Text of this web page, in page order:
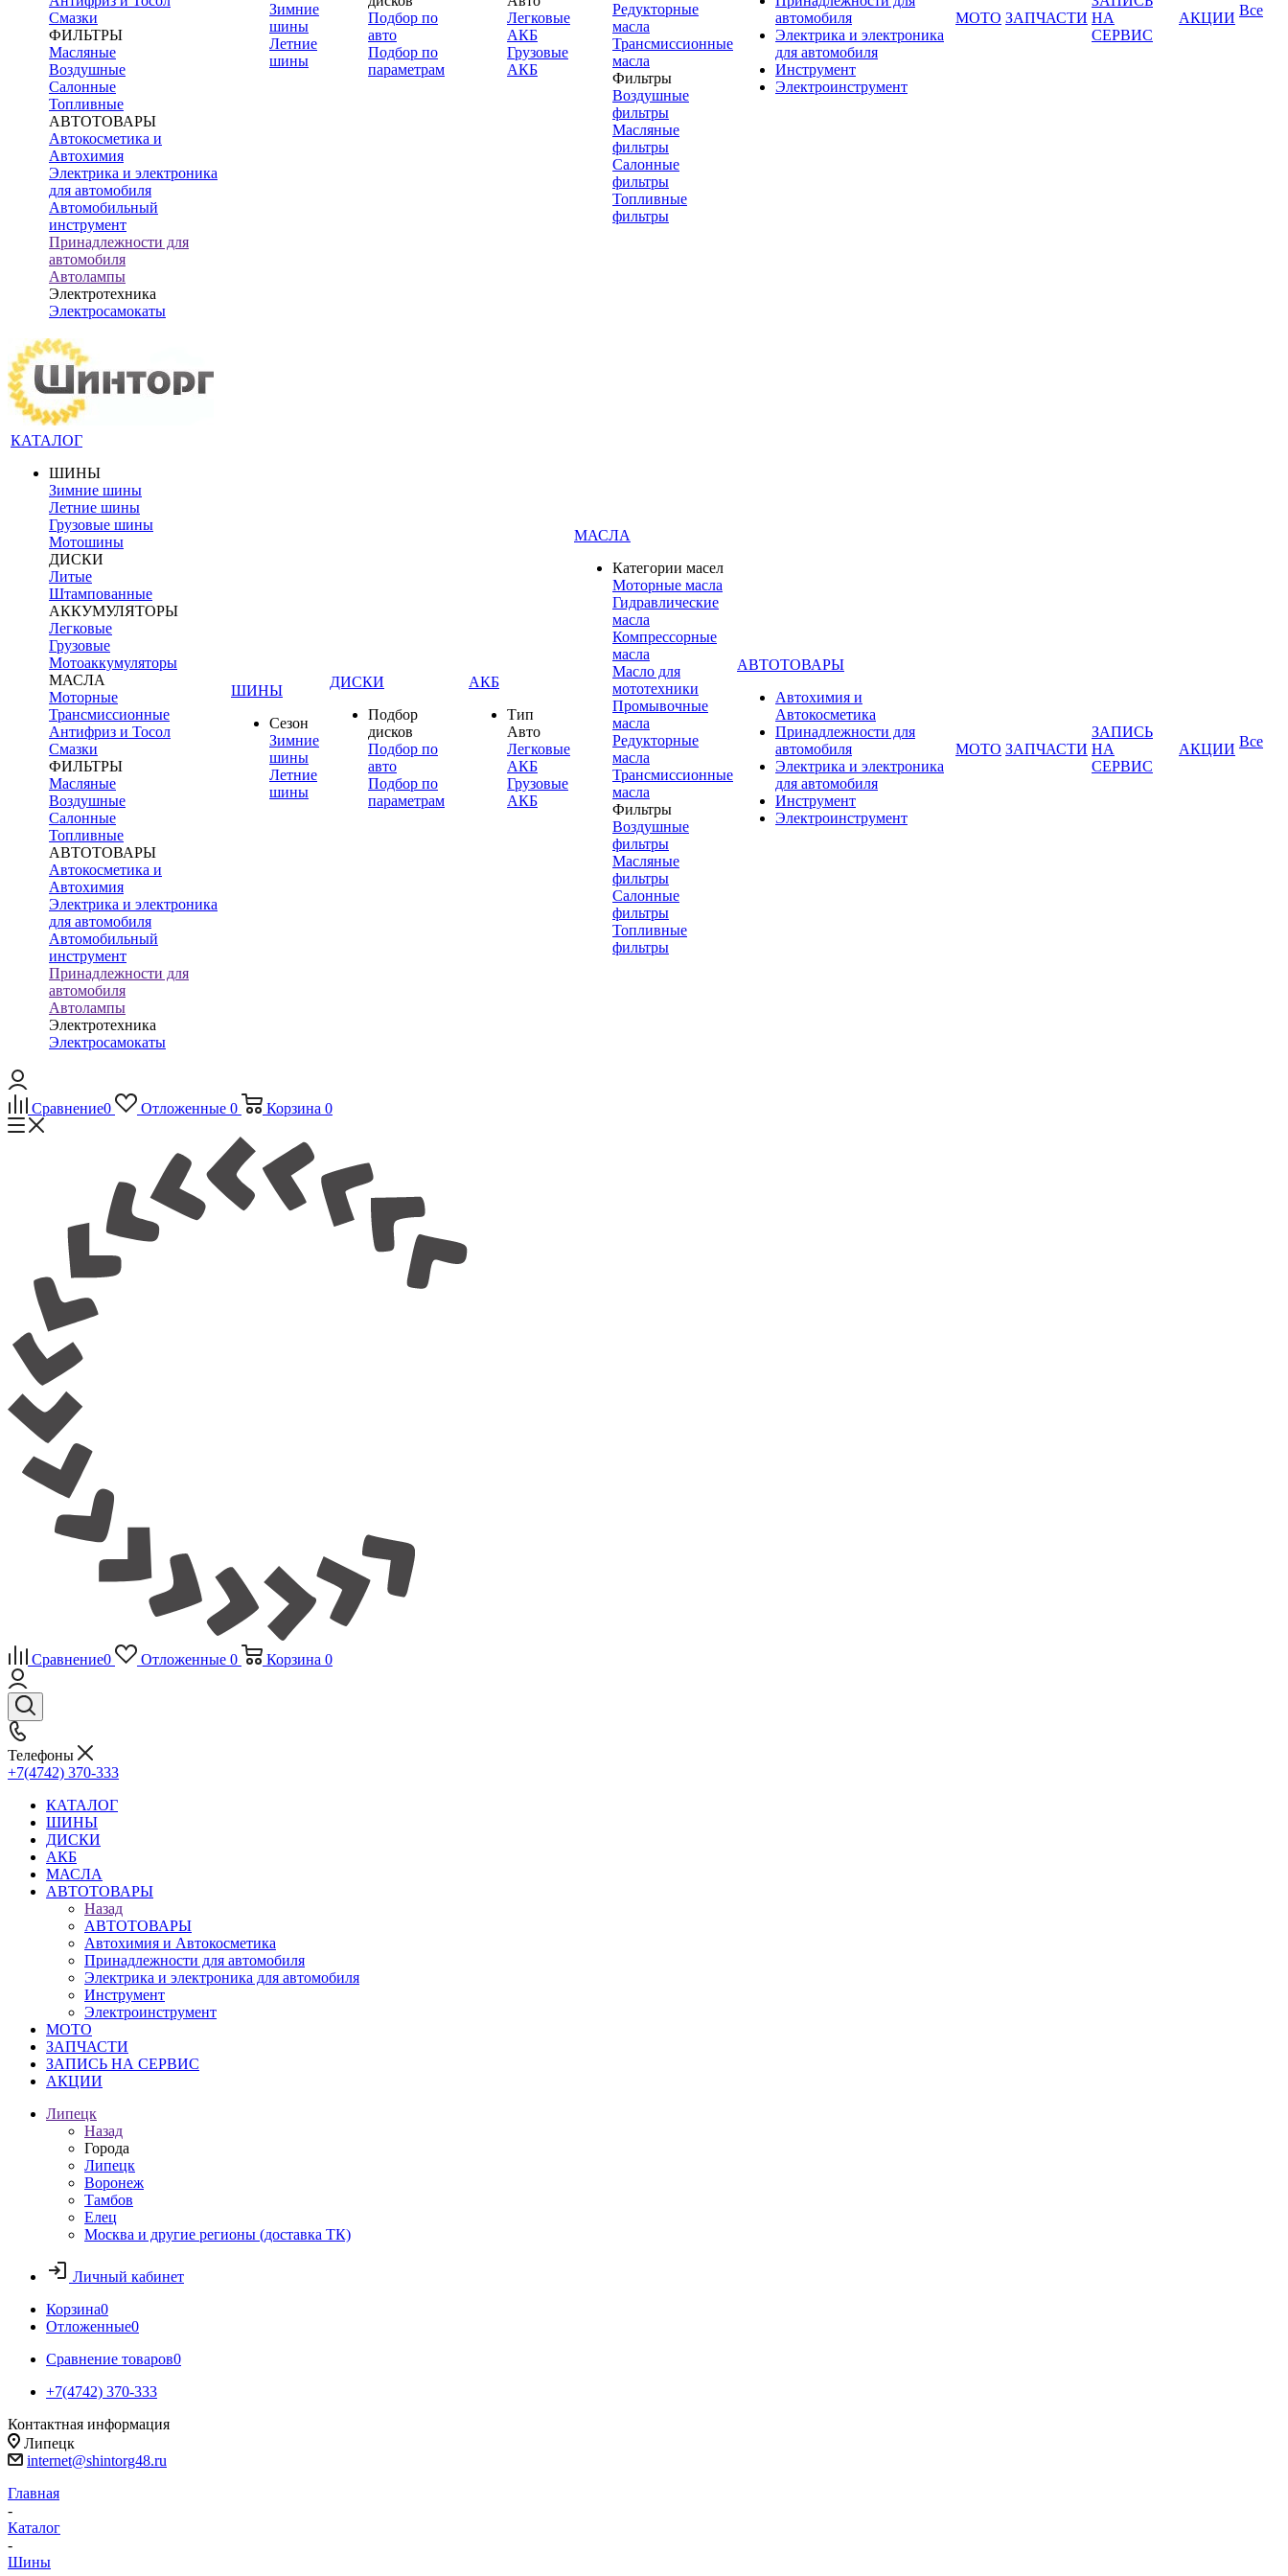
Смазки
ФИЛЬТРЫ
Масляные
Воздушные
Салонные
Топливные
АВТОТОВАРЫ
Автокосметика и
Автохимия
Электрика и электроника
для автомобиля
Автомобильный
инструмент
Принадлежности для
автомобиля
Автолампы
Электротехника
Электросамокаты
Зимние
шины
Летние
шины
Подбор по
авто
Подбор по
параметрам
Легковые
АКБ
Грузовые
АКБ
Редукторные
масла
Трансмиссионные
масла
Фильтры
Воздушные
фильтры
Масляные
фильтры
Салонные
фильтры
Топливные
фильтры
автомобиля
Электрика и электроника
для автомобиля
Инструмент
Электроинструмент
МОТО ЗАПЧАСТИ НА
СЕРВИС
АКЦИИ Все
КАТАЛОГ
ШИНЫ
Зимние шины
Летние шины
Грузовые шины
Мотошины
ДИСКИ
Литые
Штампованные
АККУМУЛЯТОРЫ
Легковые
Грузовые
Мотоаккумуляторы
МАСЛА
Моторные
Трансмиссионные
Антифриз и Тосол
Смазки
ФИЛЬТРЫ
Масляные
Воздушные
Салонные
Топливные
АВТОТОВАРЫ
Автокосметика и
Автохимия
Электрика и электроника
для автомобиля
Автомобильный
инструмент
Принадлежности для
автомобиля
Автолампы
Электротехника
Электросамокаты
ШИНЫ
Сезон
Зимние
шины
Летние
шины
ДИСКИ
Подбор
дисков
Подбор по
авто
Подбор по
параметрам
АКБ
Тип
Авто
Легковые
АКБ
Грузовые
АКБ
МАСЛА
Категории масел
Моторные масла
Гидравлические
масла
Компрессорные
масла
Масло для
мототехники
Промывочные
масла
Редукторные
масла
Трансмиссионные
масла
Фильтры
Воздушные
фильтры
Масляные
фильтры
Салонные
фильтры
Топливные
фильтры
АВТОТОВАРЫ
Автохимия и
Автокосметика
Принадлежности для
автомобиля
Электрика и электроника
для автомобиля
Инструмент
Электроинструмент
МОТО ЗАПЧАСТИ
ЗАПИСЬ
НА
СЕРВИС
АКЦИИ Все
Сравнение0 Отложенные 0 Корзина 0
Сравнение0 Отложенные 0 Корзина 0
Телефоны
+7(4742) 370-333
КАТАЛОГ
ШИНЫ
ДИСКИ
АКБ
МАСЛА
АВТОТОВАРЫ
Назад
АВТОТОВАРЫ
Автохимия и Автокосметика
Принадлежности для автомобиля
Электрика и электроника для автомобиля
Инструмент
Электроинструмент
МОТО
ЗАПЧАСТИ
ЗАПИСЬ НА СЕРВИС
АКЦИИ
Липецк
Назад
Города
Липецк
Воронеж
Тамбов
Елец
Москва и другие регионы (доставка ТК)
Личный кабинет
Корзина0
Отложенные0
Сравнение товаров0
+7(4742) 370-333
Контактная информация
Липецк
internet@shintorg48.ru
Главная
-
Каталог
-
Шины